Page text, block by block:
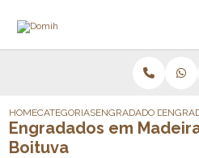
HOMECATEGORIASENGRADADO DE
Engradados em
Boituva